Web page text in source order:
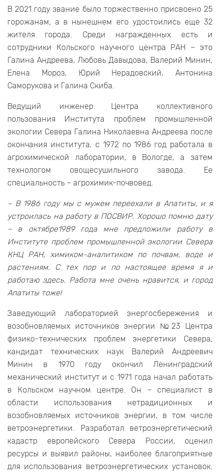
В 2021 году звание было торжественно присвоено 25
горожанам, а в нынешнем его удостоились еще 32
жителя города. Среди награжденных есть и
сотрудники Кольского научного центра РАН – это
Галина Андреева, Любовь Давыдова, Валерий Минин,
Елена Мороз, Юрий Нерадовский, Антонина
Саморукова и Галина Скиба.
Ведущий инженер Центра коллективного
пользования Института проблем промышленной
экологии Севера Галина Николаевна Андреева после
окончания института, с 1972 по 1986 год работала в
агрохимической лаборатории, в Вологде, а затем
технологом овощесушильного завода. Ее
специальность – агрохимик-почвовед.
– В 1986 году мы с мужем переехали в Апатиты, и я
устроилась на работу в ПОСВИР. Хорошо помню дату
– в октябре1989 года мне предложили работу в
Институте проблем промышленной экологии Севера
КНЦ РАН, химиком-аналитиком по почвам, воде и
растениям. С тех пор и по настоящее время я и
работаю здесь. Работа мне очень нравится, и город
Апатиты тоже!
Заведующий лабораторией энергосбережения и
возобновляемых источников энергии №23 Центра
физико-технических проблем энергетики Севера,
кандидат технических наук Валерий Андреевич
Минин в 1970 году окончил Ленинградский
механический институт и с 1971 года начал работать
в Кольском научном центре. Он – специалист в
области использования нетрадиционных и
возобновляемых источников энергии, в том числе
ветроэнергетики. Разработал ветроэнергетический
кадастр европейского Севера России, оценил
ресурсы и выявил районы, наиболее благоприятные
для использования ветроэнергетических установок.